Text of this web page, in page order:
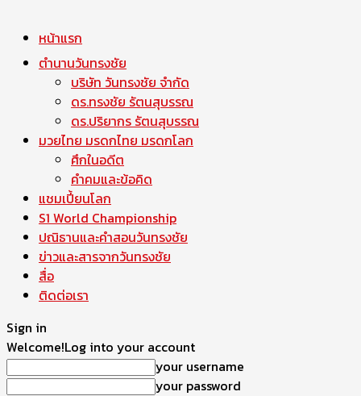
หน้าแรก
ตำนานวันทรงชัย
บริษัท วันทรงชัย จำกัด
ดร.ทรงชัย รัตนสุบรรณ
ดร.ปริยากร รัตนสุบรรณ
มวยไทย มรดกไทย มรดกโลก
ศึกในอดีต
คำคมและข้อคิด
แชมเปี้ยนโลก
S1 World Championship
ปณิธานและคำสอนวันทรงชัย
ข่าวและสารจากวันทรงชัย
สื่อ
ติดต่อเรา
Sign in
Welcome!Log into your account
your username
your password